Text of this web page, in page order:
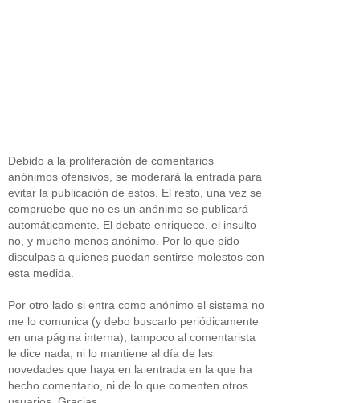
Debido a la proliferación de comentarios
anónimos ofensivos, se moderará la entrada para
evitar la publicación de estos. El resto, una vez se
compruebe que no es un anónimo se publicará
automáticamente. El debate enriquece, el insulto
no, y mucho menos anónimo. Por lo que pido
disculpas a quienes puedan sentirse molestos con
esta medida.
Por otro lado si entra como anónimo el sistema no
me lo comunica (y debo buscarlo periódicamente
en una página interna), tampoco al comentarista
le dice nada, ni lo mantiene al día de las
novedades que haya en la entrada en la que ha
hecho comentario, ni de lo que comenten otros